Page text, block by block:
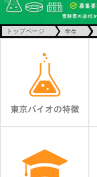
トップページ 学生